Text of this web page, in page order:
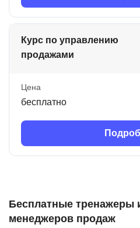
Курс по управлению
продажами
Цена
бесплатно
Бесплатные тренажеры
менеджеров продаж